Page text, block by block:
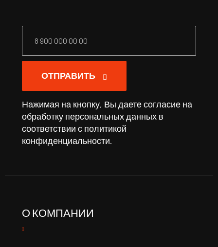
ОТПРАВИТЬ
Нажимая на кнопку, Вы даете согласие на
обработку персональных данных в
соответствии с политикой
конфиденциальности.
О КОМПАНИИ